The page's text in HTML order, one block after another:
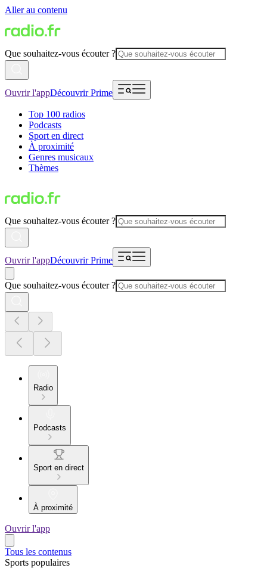
Aller au contenu
Que souhaitez-vous écouter ?
Ouvrir l'appDécouvrir Prime
Top 100 radios
Podcasts
Sport en direct
À proximité
Genres musicaux
Thèmes
Que souhaitez-vous écouter ?
Ouvrir l'appDécouvrir Prime
Que souhaitez-vous écouter ?
Radio
Podcasts
Sport en direct
À proximité
Ouvrir l'app
Tous les contenus
Sports populaires